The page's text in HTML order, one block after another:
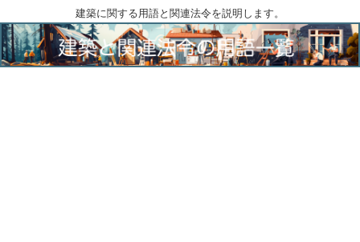
建築に関する用語と関連法令を説明します。